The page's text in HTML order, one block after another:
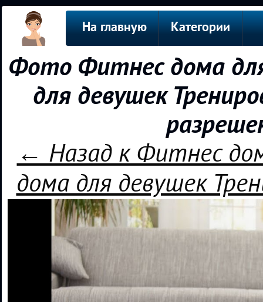
На главную Категории
Фото Фитнес дома
для девушек
← Назад к Фитнес
дома для девушек